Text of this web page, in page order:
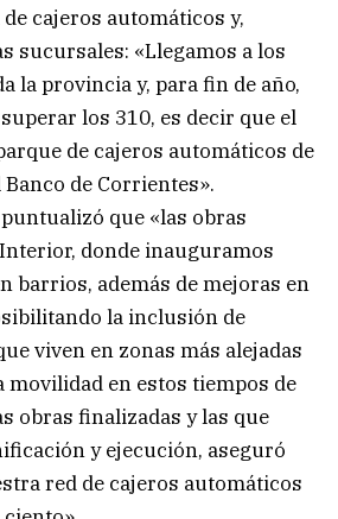
cajeros automáticos y,
sucursales: «Llegamos a los
la provincia y, para fin de año,
los 310, es decir que el
de cajeros automáticos de
de Corrientes».
que «las obras
donde inauguramos
barrios, además de mejoras en
la inclusión de
viven en zonas más alejadas
en estos tiempos de
obras finalizadas y las que
y ejecución, aseguró
red de cajeros automáticos